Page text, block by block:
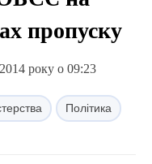
пропуску
року о 09:23
Політика